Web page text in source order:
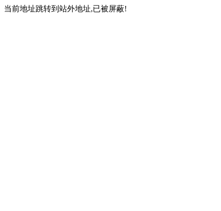
当前地址跳转到站外地址,已被屏蔽!